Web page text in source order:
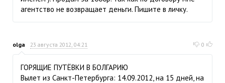
агентство не возвращает деньги. Пишите в личку.
olga 23 августа 2012, 04:21 0
ГОРЯЩИЕ ПУТЁВКИ В БОЛГАРИЮ
Вылет из Санкт-Петербурга: 14.09.2012, на 15 дней, на